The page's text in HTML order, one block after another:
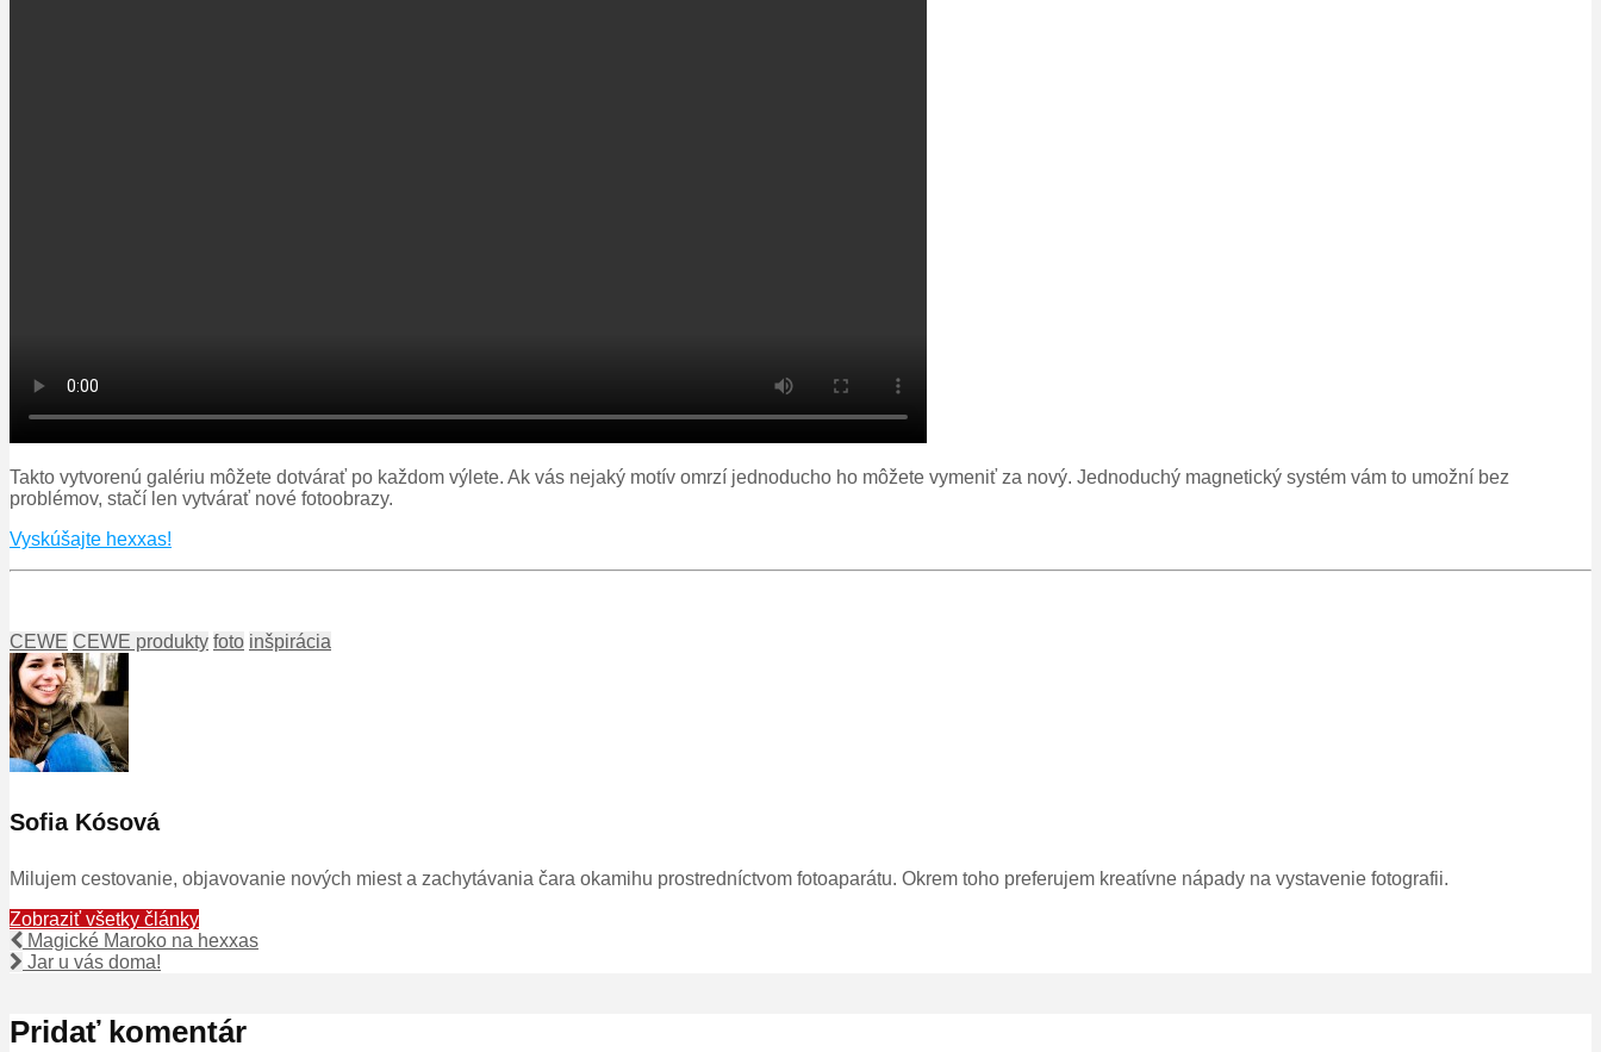
Takto vytvorenú galériu môžete dotvárať po každom výlete. Ak vás nejaký motív omrzí jednoducho ho môžete vymeniť za nový. Jednoduchý magnetický systém vám to umožní bez
problémov, stačí len vytvárať nové fotoobrazy.
Vyskúšajte hexxas!
CEWE CEWE produkty foto inšpirácia
Sofia Kósová
Milujem cestovanie, objavovanie nových miest a zachytávania čara okamihu prostredníctvom fotoaparátu. Okrem toho preferujem kreatívne nápady na vystavenie fotografii.
Zobraziť všetky články
Magické Maroko na hexxas
Jar u vás doma!
Pridať komentár